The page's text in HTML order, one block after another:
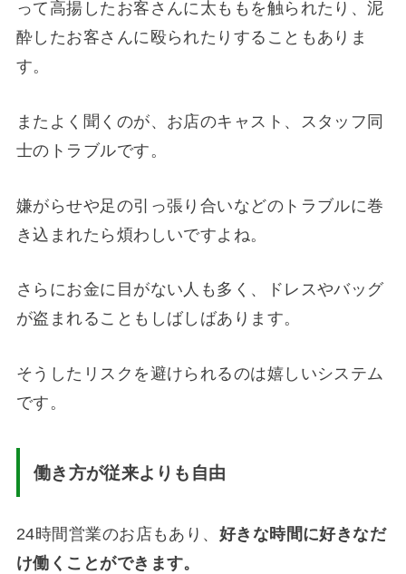
って高揚したお客さんに太ももを触られたり、泥
酔したお客さんに殴られたりすることもありま
す。
またよく聞くのが、お店のキャスト、スタッフ同
士のトラブルです。
嫌がらせや足の引っ張り合いなどのトラブルに巻
き込まれたら煩わしいですよね。
さらにお金に目がない人も多く、ドレスやバッグ
が盗まれることもしばしばあります。
そうしたリスクを避けられるのは嬉しいシステム
です。
働き方が従来よりも自由
24時間営業のお店もあり、 好きな時間に好きなだ
け働くことができます。